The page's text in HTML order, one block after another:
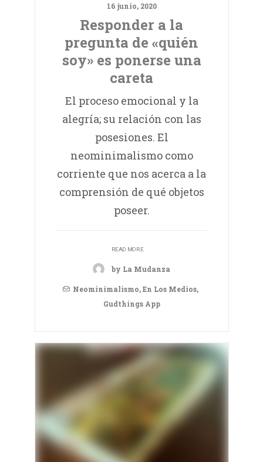
16 junio, 2020
Responder a la
pregunta de «quién
soy» es ponerse una
careta
El proceso emocional y la
alegría; su relación con las
posesiones. El
neominimalismo como
corriente que nos acerca a la
comprensión de qué objetos
poseer.
READ MORE
by La Mudanza
Neominimalismo,En Los Medios,
Gudthings App